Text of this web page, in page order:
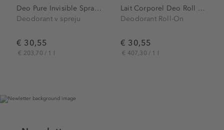
Deo Pure Invisible Spray...
Deodorant v spreju
€ 30,55
€ 203,70 / 1 l
Lait Corporel Deo Roll On
Deodorant Roll-On
€ 30,55
€ 407,30 / 1 l